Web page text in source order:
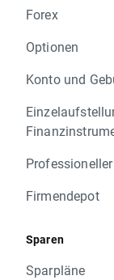
Forex
Optionen
Konto und
Firmendepot
Sparen
Sparpläne